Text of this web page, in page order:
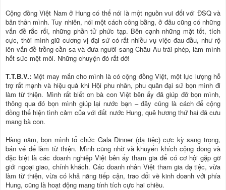
Cộng đồng Việt Nam ở Hung có thể nói là một nguồn vui đối với ĐSQ và
bản thân mình. Tuy nhiên, nói một cách công bằng, ở đâu cũng có những
vấn đề rắc rối, những phần tử phức tạp. Bên cạnh những mặt tốt, tích
cực, thời mình giữ cương vị đại sứ có rất nhiều vụ việc đau đầu, như rộ
lên vấn đề trồng cần sa và đưa người sang Châu Âu trái phép, làm mình
hết sức mệt mỏi. Những chuyện đó rất dở!
T.T.B.V.: Một may mắn cho mình là có cộng đồng Việt, một lực lượng hỗ
trợ rất mạnh và hiệu quả khi Hội phu nhân, phu quân đại sứ bọn mình đi
làm từ thiện. Mình rất biết ơn bà con Việt bên ấy đã giúp đỡ bọn mình,
thông qua đó bọn mình giúp lại nước bạn – đây cũng là cách để cộng
đồng thể hiện tình cảm của với đất nước Hung, quê hương thứ hai đã cưu
mang bà con.
Hàng năm, bọn mình tổ chức Gala Dinner (dạ tiệc) cực kỳ sang trọng,
bán vé để làm từ thiện. Mình cũng nhờ và khuyến khích cộng đồng và
đặc biệt là các doanh nghiệp Việt bên ấy tham gia để có cơ hội gặp gỡ
giới ngoại giao, chính khách. Các doanh nhân Việt tham gia dạ tiệc, vừa
làm từ thiện, vừa có khả năng tiếp cận, trao đổi về kinh doanh với phía
Hung, cũng là hoạt động mang tính tích cực hai chiều.